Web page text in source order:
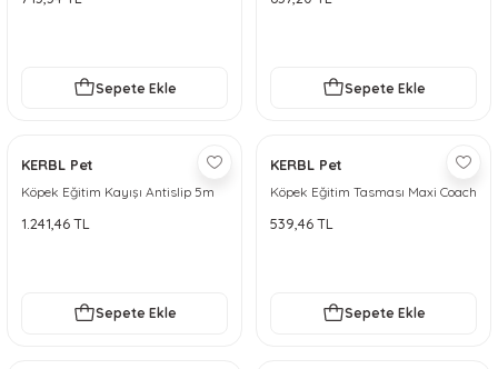
Sepete Ekle Sepete Ekle
KERBL Pet
Köpek Eğitim Kayışı Antislip 5m
1.241,46 TL
Sepete Ekle
KERBL Pet
Köpek Eğitim Tasması Maxi Coach
539,46 TL
Sepete Ekle